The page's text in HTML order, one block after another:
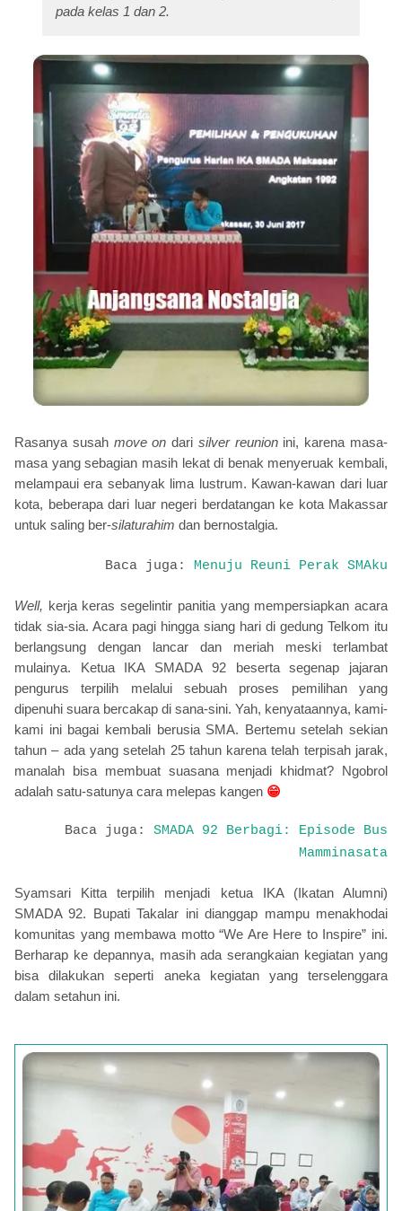
pada kelas 1 dan 2.
Rasanya susah move ondari silver reunion ini, karena masa-
masa yang sebagian masih lekat di benak menyeruak kembali,
melampaui era sebanyak lima lustrum. Kawan-kawan dari luar
kota, beberapa dari luar negeri berdatangan ke kota Makassar
untuk saling ber-silaturahim dan bernostalgia.
Baca juga: Menuju Reuni Perak SMAku
Well, kerja keras segelintir panitia yang mempersiapkan acara
tidak sia-sia. Acara pagi hingga siang hari di gedung Telkom itu
berlangsung dengan lancar dan meriah meski terlambat
mulainya. Ketua IKA SMADA 92 beserta segenap jajaran
pengurus terpilih melalui sebuah proses pemilihan yang
dipenuhi suara bercakap di sana-sini. Yah, kenyataannya, kami-
kami ini bagai kembali berusia SMA. Bertemu setelah sekian
tahun – ada yang setelah 25 tahun karena telah terpisah jarak,
manalah bisa membuat suasana menjadi khidmat? Ngobrol
adalah satu-satunya cara melepas kangen 😁
Baca juga: SMADA 92 Berbagi: Episode Bus
Mamminasata
Syamsari Kitta terpilih menjadi ketua IKA (Ikatan Alumni)
SMADA 92. Bupati Takalar ini dianggap mampu menakhodai
komunitas yang membawa motto “We Are Here to Inspire” ini.
Berharap ke depannya, masih ada serangkaian kegiatan yang
bisa dilakukan seperti aneka kegiatan yang terselenggara
dalam setahun ini.